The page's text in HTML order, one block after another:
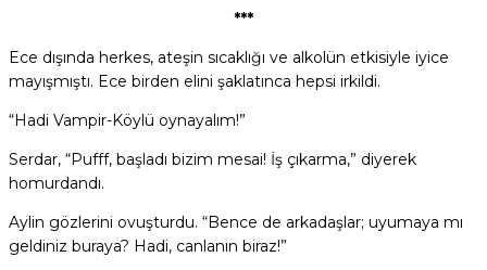
***
Ece dışında herkes, ateşin sıcaklığı ve alkolün etkisiyle iyice
mayışmıştı. Ece birden elini şaklatınca hepsi irkildi.
“Hadi Vampir-Köylü oynayalım!”
Serdar, “Pufff, başladı bizim mesai! İş çıkarma,” diyerek
homurdandı.
Aylin gözlerini ovuşturdu. “Bence de arkadaşlar; uyumaya mı
geldiniz buraya? Hadi, canlanın biraz!”